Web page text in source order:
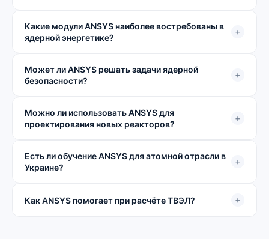
Какие модули ANSYS наиболее востребованы в
ядерной энергетике?
+
Может ли ANSYS решать задачи ядерной
безопасности?
+
Можно ли использовать ANSYS для
проектирования новых реакторов?
+
Есть ли обучение ANSYS для атомной отрасли в
Украине?
+
Как ANSYS помогает при расчёте ТВЭЛ? +